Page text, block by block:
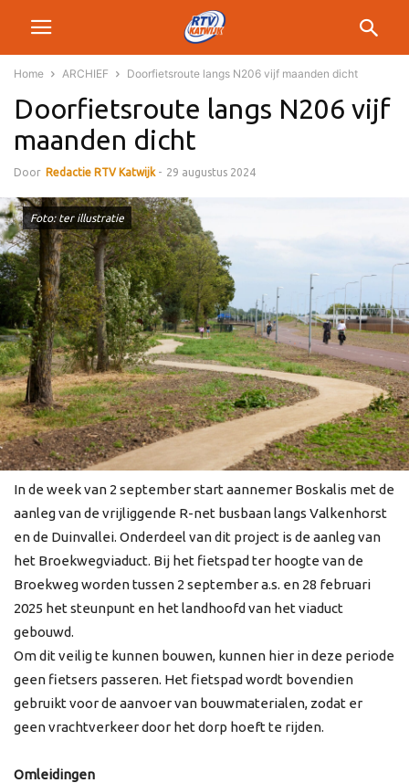
Home ARCHIEF Doorfietsroute langs N206 vijf maanden dicht
Doorfietsroute langs N206 vijf
maanden dicht
Door Redactie RTV Katwijk - 29 augustus 2024
Foto: ter illustratie
In de week van 2 september start aannemer Boskalis met de
aanleg van de vrijliggende R-net busbaan langs Valkenhorst
en de Duinvallei. Onderdeel van dit project is de aanleg van
het Broekwegviaduct. Bij het fietspad ter hoogte van de
Broekweg worden tussen 2 september a.s. en 28 februari
2025 het steunpunt en het landhoofd van het viaduct
gebouwd.
Om dit veilig te kunnen bouwen, kunnen hier in deze periode
geen fietsers passeren. Het fietspad wordt bovendien
gebruikt voor de aanvoer van bouwmaterialen, zodat er
geen vrachtverkeer door het dorp hoeft te rijden.
Omleidingen